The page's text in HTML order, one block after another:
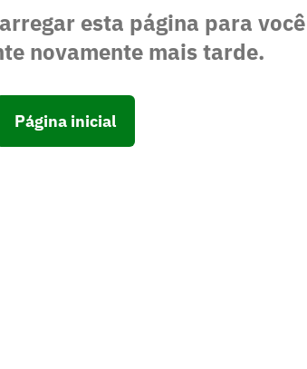
esta página para
novamente mais tarde.
Página inicial